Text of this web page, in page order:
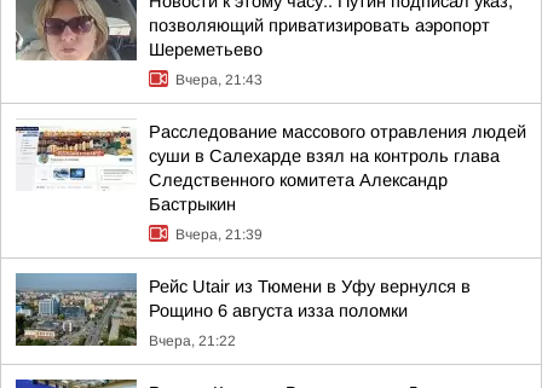
позволяющий приватизировать аэропорт
Шереметьево
Вчера, 21:43
Расследование массового отравления людей
суши в Салехарде взял на контроль глава
Следственного комитета Александр
Бастрыкин
Вчера, 21:39
Рейс Utair из Тюмени в Уфу вернулся в
Рощино 6 августа изза поломки
Вчера, 21:22